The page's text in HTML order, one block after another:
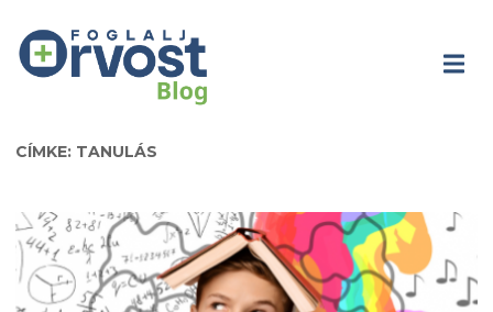
CÍMKE: TANULÁS